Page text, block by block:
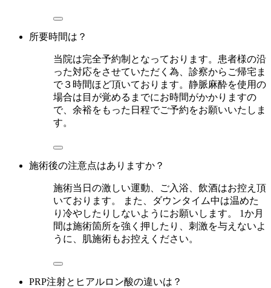
所要時間は？
当院は完全予約制となっております。患者様の沿
った対応をさせていただく為、診察からご帰宅ま
で３時間ほど頂いております。静脈麻酔を使用の
場合は目が覚めるまでにお時間がかかりますの
で、余裕をもった日程でご予約をお願いいたしま
す。
施術後の注意点はありますか？
施術当日の激しい運動、ご入浴、飲酒はお控え頂
いております。 また、ダウンタイム中は温めた
り冷やしたりしないようにお願いします。 1か月
間は施術箇所を強く押したり、刺激を与えないよ
うに、肌施術もお控えください。
PRP注射とヒアルロン酸の違いは？